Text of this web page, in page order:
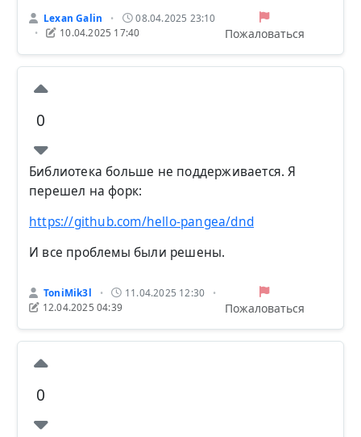
Lexan Galin • 08.04.2025 23:10
• 10.04.2025 17:40 Пожаловаться
0
Библиотека больше не поддерживается. Я
перешел на форк:
https://github.com/hello-pangea/dnd
И все проблемы были решены.
ToniMik3l • 11.04.2025 12:30 •
12.04.2025 04:39 Пожаловаться
0